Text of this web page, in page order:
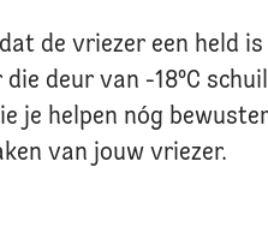
de vriezer een held
deur van -18ºC
je helpen nóg
van jouw vriezer.